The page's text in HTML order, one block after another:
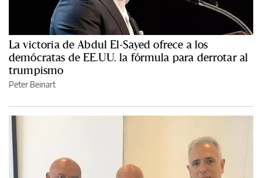
La victoria de Abdul El-Sayed ofrece a los
demócratas de EE.UU. la fórmula para derrotar al
trumpismo
Peter Beinart